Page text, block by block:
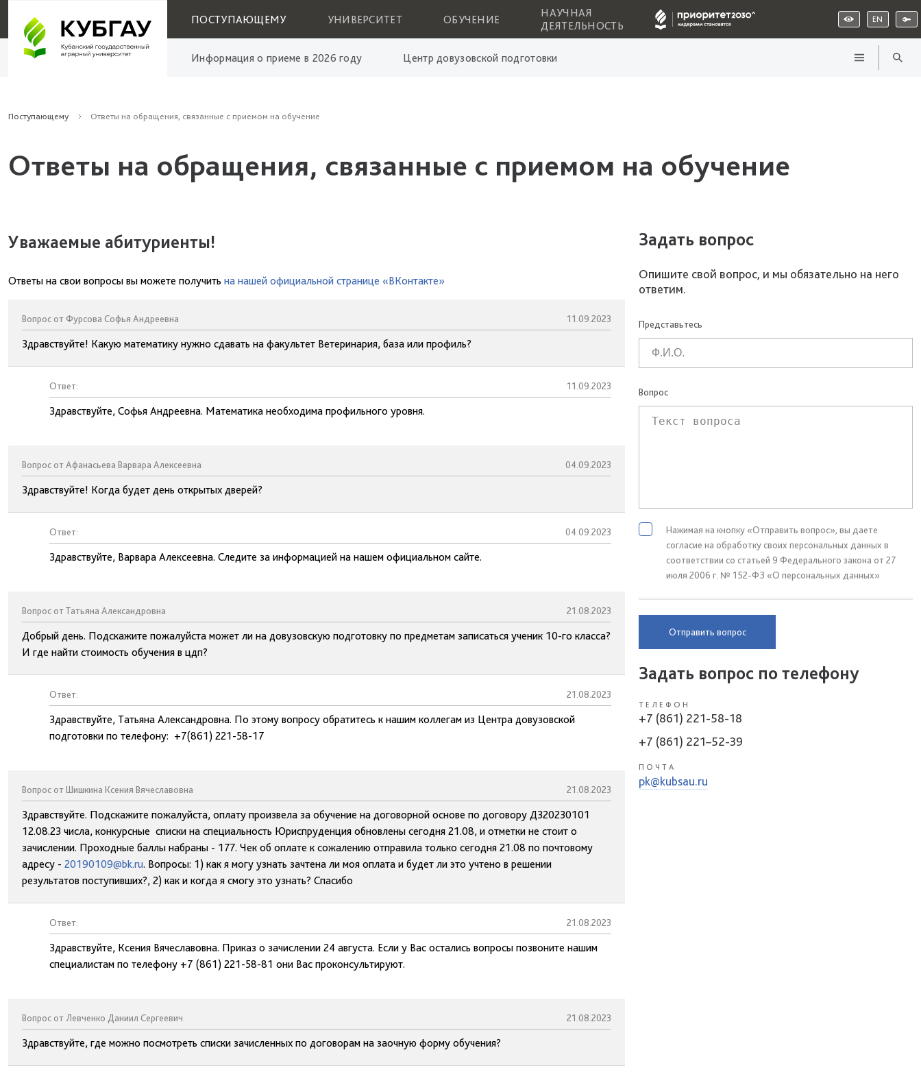
ПОСТУПАЮЩЕМУ УНИВЕРСИТЕТ ОБУЧЕНИЕ
НАУЧНАЯ
ДЕЯТЕЛЬНОСТЬ
EN
Информация о приеме в 2026 году Центр довузовской подготовки
Поступающему Ответы на обращения, связанные с приемом на обучение
Ответы на обращения, связанные с приемом на обучение
Уважаемые абитуриенты!
Ответы на свои вопросы вы можете получить на нашей официальной странице «ВКонтакте»
Вопрос от Фурсова Софья Андреевна 11.09.2023
Здравствуйте! Какую математику нужно сдавать на факультет Ветеринария, база или профиль?
Ответ: 11.09.2023
Здравствуйте, Софья Андреевна. Математика необходима профильного уровня.
Вопрос от Афанасьева Варвара Алексеевна 04.09.2023
Здравствуйте! Когда будет день открытых дверей?
Ответ: 04.09.2023
Здравствуйте, Варвара Алексеевна. Следите за информацией на нашем официальном сайте.
Вопрос от Татьяна Александровна 21.08.2023
Добрый день. Подскажите пожалуйста может ли на довузовскую подготовку по предметам записаться ученик 10-го класса?
И где найти стоимость обучения в цдп?
Ответ: 21.08.2023
Здравствуйте, Татьяна Александровна. По этому вопросу обратитесь к нашим коллегам из Центра довузовской
подготовки по телефону: +7(861) 221-58-17
Вопрос от Шишкина Ксения Вячеславовна 21.08.2023
Здравствуйте. Подскажите пожалуйста, оплату произвела за обучение на договорной основе по договору Д320230101
12.08.23 числа, конкурсные списки на специальность Юриспруденция обновлены сегодня 21.08, и отметки не стоит о
зачислении. Проходные баллы набраны - 177. Чек об оплате к сожалению отправила только сегодня 21.08 по почтовому
адресу - 20190109@bk.ru. Вопросы: 1) как я могу узнать зачтена ли моя оплата и будет ли это учтено в решении
результатов поступивших?, 2) как и когда я смогу это узнать? Спасибо
Ответ: 21.08.2023
Здравствуйте, Ксения Вячеславовна. Приказ о зачислении 24 августа. Если у Вас остались вопросы позвоните нашим
специалистам по телефону +7 (861) 221-58-81 они Вас проконсультируют.
Вопрос от Левченко Даниил Сергеевич 21.08.2023
Здравствуйте, где можно посмотреть списки зачисленных по договорам на заочную форму обучения?
Задать вопрос
Опишите свой вопрос, и мы обязательно на него
ответим.
Представьтесь
Вопрос
Нажимая на кнопку «Отправить вопрос», вы даете
согласие на обработку своих персональных данных в
соответствии со статьей 9 Федерального закона от 27
июля 2006 г. № 152-ФЗ «О персональных данных»
Отправить вопрос
Задать вопрос по телефону
ТЕЛЕФОН
+7 (861) 221-58-18
+7 (861) 221–52-39
ПОЧТА
pk@kubsau.ru